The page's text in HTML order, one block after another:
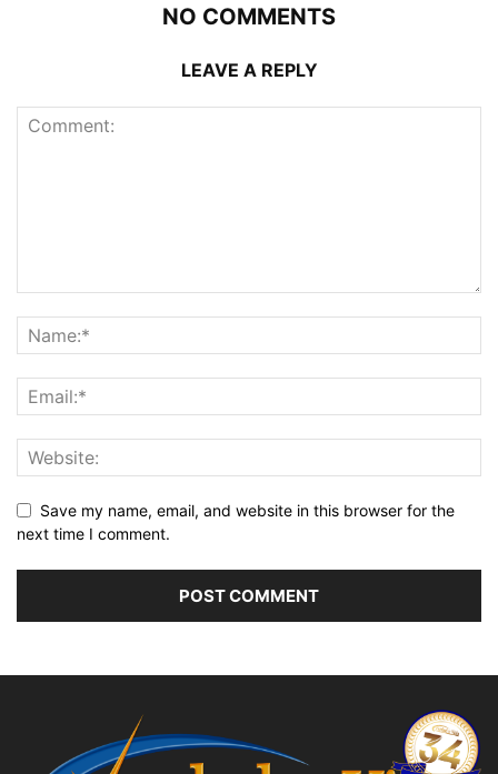
NO COMMENTS
LEAVE A REPLY
Save my name, email, and website in this browser for the
next time I comment.